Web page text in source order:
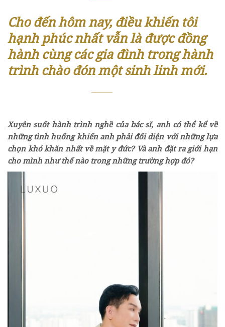
Cho đến hôm nay, điều khiến tôi
hạnh phúc nhất vẫn là được đồng
hành cùng các gia đình trong hành
trình chào đón một sinh linh mới.
Xuyên suốt hành trình nghề của bác sĩ, anh có thể kể về
những tình huống khiến anh phải đối diện với những lựa
chọn khó khăn nhất về mặt y đức? Và anh đặt ra giới hạn
cho mình như thế nào trong những trường hợp đó?